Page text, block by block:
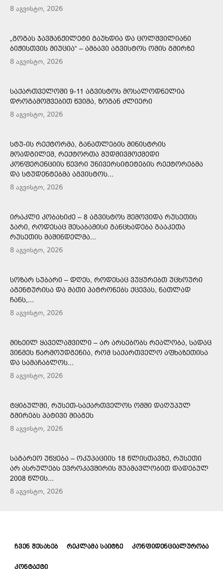
8 აგვისტო, 2026
„ᲒᲝᲒᲐᲡ ᲯᲐᲕᲨᲐᲜᲟᲘᲚᲔᲢᲘ ᲒᲐᲣᲮᲓᲘᲐ ᲓᲐ ᲪᲝᲚᲨᲕᲘᲚᲘᲐᲜᲘ
ᲑᲘᲭᲘᲡᲗᲕᲘᲡ ᲛᲘᲣᲪᲘᲐ“ – ᲐᲛᲑᲐᲕᲘ ᲐᲒᲕᲘᲡᲢᲝᲡ ᲝᲛᲘᲡ ᲒᲛᲘᲠᲖᲔ
8 აგვისტო, 2026
ᲡᲐᲥᲐᲠᲗᲕᲔᲚᲝᲨᲘ 9-11 ᲐᲒᲕᲘᲡᲢᲝᲡ ᲛᲝᲡᲐᲚᲝᲓᲜᲔᲚᲘᲐ
ᲓᲠᲝᲒᲐᲛᲝᲨᲕᲔᲑᲘᲗ ᲬᲕᲘᲛᲐ, ᲖᲝᲒᲐᲜ ᲫᲚᲘᲔᲠᲘ
8 აგვისტო, 2026
ᲡᲢᲣ-ᲘᲡ ᲠᲔᲥᲢᲝᲠᲛᲐ, ᲒᲐᲜᲐᲗᲚᲔᲑᲘᲡ ᲛᲘᲜᲘᲡᲢᲠᲘᲡ
ᲛᲝᲐᲓᲒᲘᲚᲔᲛ, ᲠᲔᲥᲢᲝᲠᲗᲐ ᲛᲣᲓᲛᲘᲕᲛᲝᲥᲛᲔᲓᲘ
ᲙᲝᲜᲤᲔᲠᲔᲜᲪᲘᲘᲡ ᲬᲔᲕᲠᲘ ᲣᲜᲘᲕᲔᲠᲡᲘᲢᲔᲢᲔᲑᲘᲡ ᲠᲔᲥᲢᲝᲠᲔᲑᲛᲐ
ᲓᲐ ᲡᲢᲣᲓᲔᲜᲢᲔᲑᲛᲐ ᲐᲒᲕᲘᲡᲢᲝᲡ...
8 აგვისტო, 2026
ᲘᲠᲐᲙᲚᲘ ᲙᲝᲑᲐᲮᲘᲫᲔ – 8 ᲐᲒᲕᲘᲡᲢᲝᲡ ᲨᲔᲛᲝᲕᲘᲓᲐ ᲠᲣᲡᲔᲗᲘᲡ
ᲯᲐᲠᲘ, ᲠᲝᲓᲔᲡᲐᲪ ᲨᲔᲡᲐᲑᲐᲛᲘᲡᲘ ᲒᲐᲜᲪᲮᲐᲓᲔᲑᲐ ᲒᲐᲐᲙᲔᲗᲐ
ᲠᲣᲡᲔᲗᲘᲡ ᲛᲐᲨᲘᲜᲓᲔᲚᲛᲐ...
8 აგვისტო, 2026
ᲡᲝᲖᲐᲠ ᲡᲣᲑᲐᲠᲘ – ᲓᲦᲔᲡ, ᲠᲝᲓᲔᲡᲐᲪ ᲕᲣᲧᲣᲠᲔᲑᲗ ᲣᲪᲮᲝᲣᲠᲘ
ᲐᲒᲔᲜᲢᲣᲠᲘᲡᲐ ᲓᲐ ᲛᲐᲗᲘ ᲞᲐᲢᲠᲝᲜᲔᲑᲡ ᲥᲪᲔᲕᲐᲡ, ᲜᲐᲗᲚᲐᲓ
ᲩᲐᲜᲡ,...
8 აგვისტო, 2026
ᲛᲘᲮᲔᲘᲚ ᲧᲐᲕᲔᲚᲐᲨᲕᲘᲚᲘ – ᲐᲠ ᲐᲠᲡᲔᲑᲝᲑᲡ ᲠᲔᲐᲚᲝᲑᲐ, ᲡᲐᲓᲐᲪ
ᲕᲘᲜᲛᲔᲡ ᲬᲐᲠᲛᲝᲣᲓᲒᲔᲜᲘᲐ, ᲠᲝᲛ ᲡᲐᲥᲐᲠᲗᲕᲔᲚᲝ ᲐᲤᲮᲐᲖᲔᲗᲘᲡᲐ
ᲓᲐ ᲡᲐᲛᲐᲩᲐᲑᲚᲝᲡ...
8 აგვისტო, 2026
ᲢᲧᲘᲑᲣᲚᲨᲘ, ᲠᲣᲡᲔᲗ-ᲡᲐᲥᲐᲠᲗᲕᲔᲚᲝᲡ ᲝᲛᲨᲘ ᲓᲐᲦᲣᲞᲣᲚ
ᲒᲛᲘᲠᲔᲑᲡ ᲞᲐᲢᲘᲕᲘ ᲛᲘᲐᲒᲔᲡ
8 აგვისტო, 2026
ᲡᲐᲒᲐᲠᲔᲝ ᲣᲬᲧᲔᲑᲐ – ᲝᲙᲣᲞᲐᲪᲘᲘᲡ 18 ᲬᲚᲘᲡᲗᲐᲕᲖᲔ, ᲠᲣᲡᲔᲗᲘ
ᲐᲠ ᲐᲡᲠᲣᲚᲔᲑᲡ ᲔᲕᲠᲝᲙᲐᲕᲨᲘᲠᲘᲡ ᲨᲣᲐᲛᲐᲕᲚᲝᲑᲘᲗ ᲓᲐᲓᲔᲑᲣᲚ
2008 ᲬᲚᲘᲡ...
8 აგვისტო, 2026
ᲩᲕᲔᲜ ᲨᲔᲡᲐᲮᲔᲑ ᲠᲔᲙᲚᲐᲛᲐ ᲡᲐᲘᲢᲖᲔ ᲙᲝᲜᲤᲘᲓᲔᲜᲪᲘᲐᲚᲣᲠᲝᲑᲐ
ᲙᲝᲜᲢᲐᲥᲢᲘ